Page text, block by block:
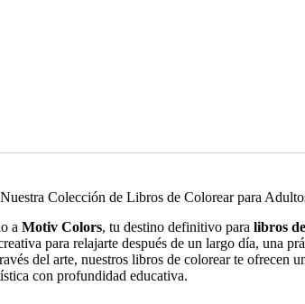
Colección de Libros de Colorear para
a Motiv Colors, tu destino definitivo para libros
para relajarte después de un largo día, una
del arte, nuestros libros de colorear te ofrecen
con profundidad educativa.